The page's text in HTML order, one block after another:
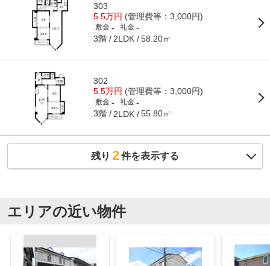
303
5.5万円 (管理費等：3,000円)
敷金 - 礼金 -
3階 2LDK 58.20㎡
302
5.5万円 (管理費等：3,000円)
敷金 - 礼金 -
3階 2LDK 55.80㎡
残り 2件を表示する
エリアの近い物件